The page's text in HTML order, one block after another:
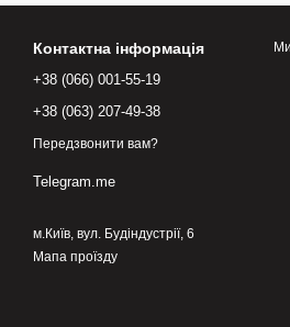
Контактна інформація
+38 (066) 001-55-19
+38 (063) 207-49-38
Передзвонити вам?
Telegram.me
м.Київ, вул. Будіндустрії, 6
Мапа проїзду